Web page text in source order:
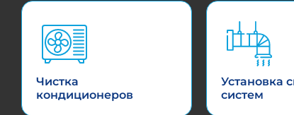
Чистка
кондиционеров
Установка
систем